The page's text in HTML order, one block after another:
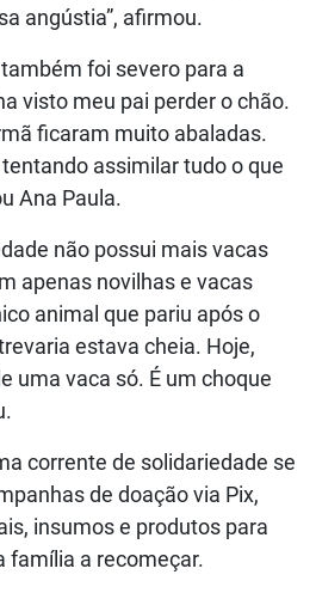
angústia”, afirmou.
foi severo para a
visto meu pai perder o chão.
ficaram muito abaladas.
assimilar tudo o que
Ana Paula.
não possui mais vacas
apenas novilhas e vacas
animal que pariu após o
estava cheia. Hoje,
uma vaca só. É um choque
corrente de solidariedade se
de doação via Pix,
insumos e produtos para
família a recomeçar.